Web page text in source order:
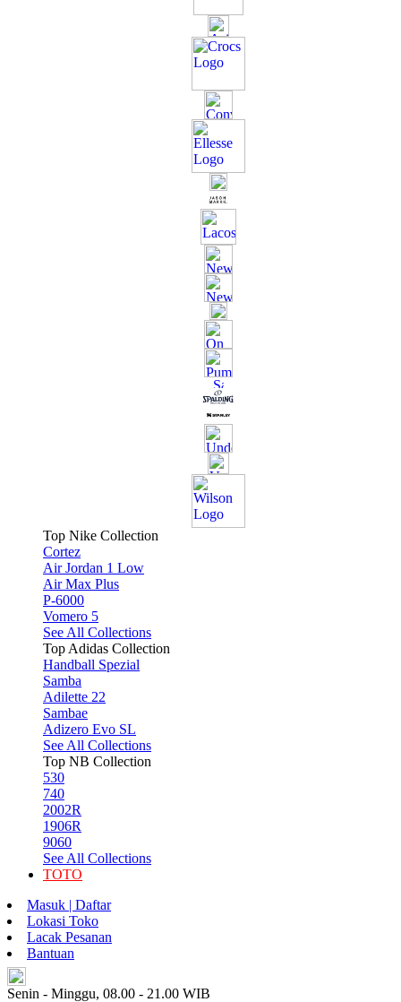
Top Nike Collection
Cortez
Air Jordan 1 Low
Air Max Plus
P-6000
Vomero 5
See All Collections
Top Adidas Collection
Handball Spezial
Samba
Adilette 22
Sambae
Adizero Evo SL
See All Collections
Top NB Collection
530
740
2002R
1906R
9060
See All Collections
TOTO
Masuk | Daftar
Lokasi Toko
Lacak Pesanan
Bantuan
Senin - Minggu, 08.00 - 21.00 WIB